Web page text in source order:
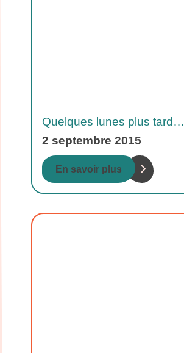
Quelques lunes plus tard…
2 septembre 2015
En savoir plus